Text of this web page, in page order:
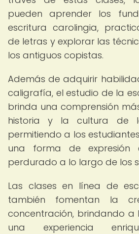
pueden aprender los
escritura carolingia,
de letras y explorar las
los antiguos copistas.
Además de adquirir
caligrafía, el estudio de la
brinda una comprensión
historia y la cultura de
permitiendo a los
una forma de expresión
perdurado a lo largo de los
Las clases en línea de
también fomentan la
concentración, brindando a
una experiencia